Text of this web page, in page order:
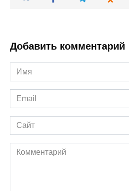
Добавить комментарий
Имя
*
Email
*
Сайт
Комментарий